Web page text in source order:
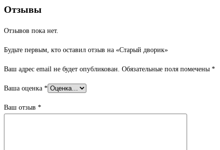
Отзывы
Отзывов пока нет.
Будьте первым, кто оставил отзыв на «Старый дворик»
Ваш адрес email не будет опубликован. Обязательные поля помечены *
Ваша оценка *
Ваш отзыв *